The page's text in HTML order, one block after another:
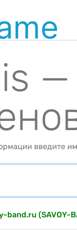
введите
band.ru (SAVOY-